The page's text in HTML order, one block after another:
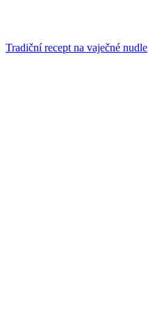
Tradiční recept na vaječné nudle